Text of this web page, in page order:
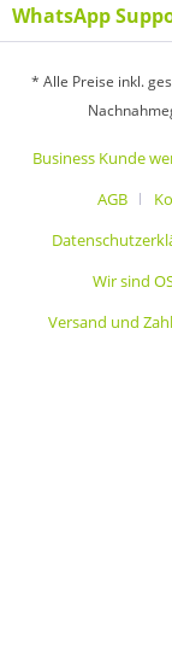
WhatsApp
* Alle Preise inkl.
Business Kunde
AGB
Wir sind
Versand und